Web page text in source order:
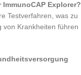
Explorer?
Testverfahren, was zu
von Krankheiten führen